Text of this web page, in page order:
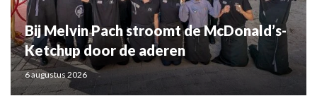
Bij Melvin Pach stroomt de McDonald’s-
Ketchup door de aderen
6 augustus 2026